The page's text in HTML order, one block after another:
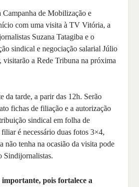
Campanha de Mobilização e
com uma visita à TV Vitória, a
Suzana Tatagiba e o
sindical e negociação salarial Júlio
visitarão a Rede Tribuna na próxima
da tarde, a parir das 12h. Serão
fichas de filiação e a autorização
sindical em folha de
filiar é necessário duas fotos 3×4,
não tenha na ocasião da visita pode
Sindijornalistas.
pois fortalece a